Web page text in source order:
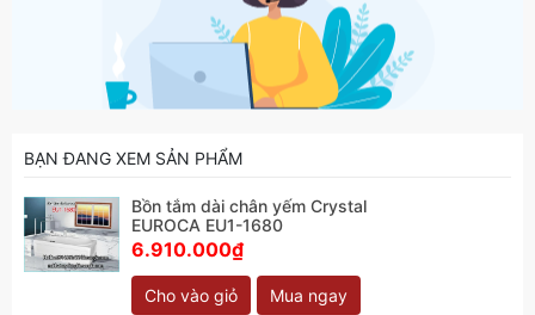
BẠN ĐANG XEM SẢN PHẨM
Bồn tắm dài chân yếm Crystal
EUROCA EU1-1680
6.910.000₫
Cho vào giỏ Mua ngay